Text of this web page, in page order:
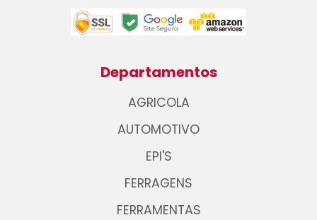
Departamentos
AGRICOLA
AUTOMOTIVO
EPI'S
FERRAGENS
FERRAMENTAS